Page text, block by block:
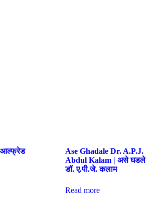
आल्फ्रेड
Ase Ghadale Dr. A.P.J.
Abdul Kalam | असे घडले
डॉ. ए.पी.जे. कलाम
Read more